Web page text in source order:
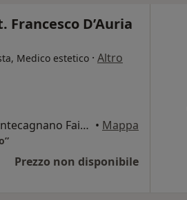
Francesco D’Auria
Medico estetico · Altro
Via Mar Tirreno 45, Pontecagnano Faiano • Mappa
Prezzo non disponibile